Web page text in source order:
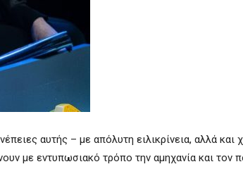
αυτής – με απόλυτη ειλικρίνεια, αλλά και
με εντυπωσιακό τρόπο την αμηχανία και τον